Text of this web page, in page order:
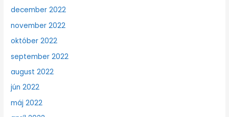
december 2022
november 2022
október 2022
september 2022
august 2022
jún 2022
máj 2022